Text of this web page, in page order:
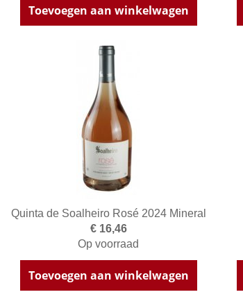
Toevoegen aan winkelwagen
Quinta de Soalheiro Rosé 2024 Mineral
€ 16,46
Op voorraad
Toevoegen aan winkelwagen